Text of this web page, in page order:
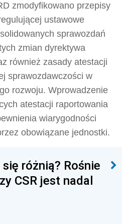
zmodyfikowano przepisy
ustawowe
sprawozdań
zmian dyrektywa
również zasady atestacji
sprawozdawczości w
rozwoju. Wprowadzenie
atestacji raportowania
wiarygodności
obowiązane jednostki.
różnią? Rośnie
CSR jest nadal